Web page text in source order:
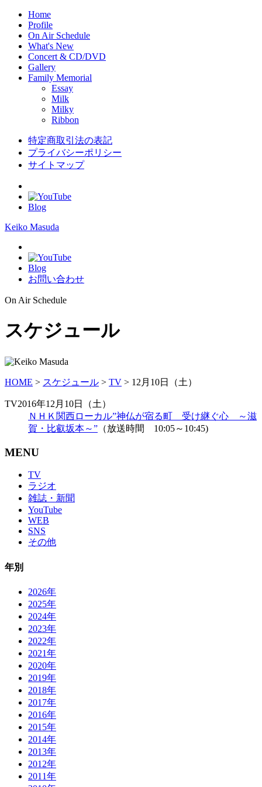
Home
Profile
On Air Schedule
What's New
Concert & CD/DVD
Gallery
Family Memorial
Essay
Milk
Milky
Ribbon
特定商取引法の表記
プライバシーポリシー
サイトマップ
Blog
Keiko Masuda
Blog
お問い合わせ
On Air Schedule
スケジュール
HOME > スケジュール > TV > 12月10日（土）
TV2016年12月10日（土）
ＮＨＫ関西ローカル”神仏が宿る町 受け継ぐ心 ～滋
賀・比叡坂本～” （放送時間 10:05～10:45)
MENU
TV
ラジオ
雑誌・新聞
YouTube
WEB
SNS
その他
年別
2026年
2025年
2024年
2023年
2022年
2021年
2020年
2019年
2018年
2017年
2016年
2015年
2014年
2013年
2012年
2011年